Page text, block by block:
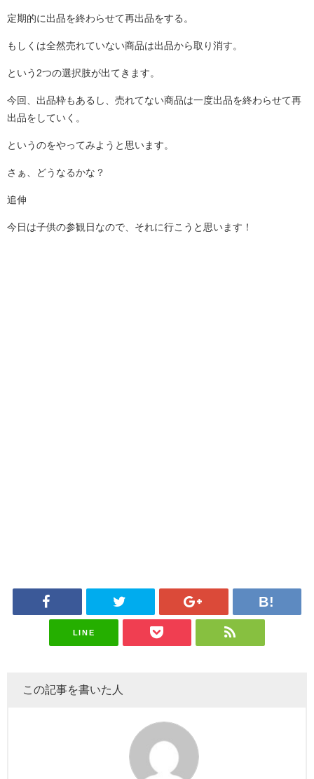
定期的に出品を終わらせて再出品をする。
もしくは全然売れていない商品は出品から取り消す。
という2つの選択肢が出てきます。
今回、出品枠もあるし、売れてない商品は一度出品を終わらせて再
出品をしていく。
というのをやってみようと思います。
さぁ、どうなるかな？
追伸
今日は子供の参観日なので、それに行こうと思います！
LINE
この記事を書いた人